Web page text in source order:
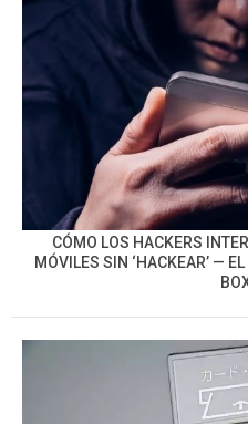
CÓMO LOS HACKERS
MÓVILES SIN ‘HACKEAR’ —